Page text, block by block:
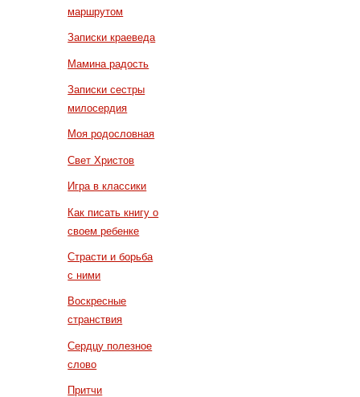
маршрутом
Записки краеведа
Мамина радость
Записки сестры
милосердия
Моя родословная
Свет Христов
Игра в классики
Как писать книгу о
своем ребенке
Страсти и борьба
с ними
Воскресные
странствия
Сердцу полезное
слово
Притчи